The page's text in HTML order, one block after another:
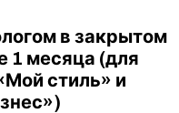
в закрытом
1 месяца (для
стиль» и